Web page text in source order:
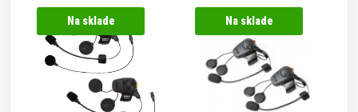
Na sklade Na sklade